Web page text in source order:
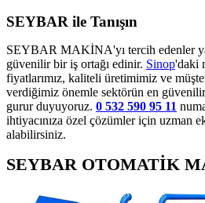
SEYBAR ile Tanışın
SEYBAR MAKİNA'yı tercih edenler
güvenilir bir iş ortağı edinir. Sinop'daki
fiyatlarımız, kaliteli üretimimiz ve
verdiğimiz önemle sektörün en
gurur duyuyoruz. 0 532 590 95 11
ihtiyacınıza özel çözümler için uzman
alabilirsiniz.
SEYBAR OTOMATİK